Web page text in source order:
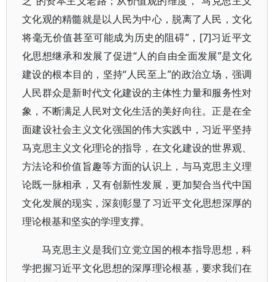
文化观的精髓就是以人民为中心，脱离了人民，文化
将毫无价值甚至可能成为历史的阻碍”，[7]习近平文
化思想继承和发展了促进“人的自由全面发展”是文化
建设的根本目的，坚持“人民至上”的政治立场，强调
人民群众是新时代文化建设的主体性力量和服务性对
象，不断满足人民对文化生活的美好向往。正是在全
面建设社会主义文化强国的伟大实践中，习近平坚持
马克思主义文化理论的指导，在文化建设的世界观、
方法论和价值旨趣等方面的认识上，与马克思主义理
论既一脉相承，又有创新性发展，更加契合当代中国
文化发展的现实，深刻彰显了习近平文化思想深厚的
理论根基和坚实的学理支撑。
马克思主义是我们立党立国的根本指导思想，科
学把握习近平文化思想的深厚理论根基，要求我们在